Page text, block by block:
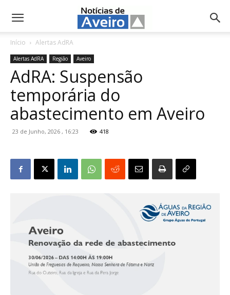
NotíciasdeAveiro.pt
Início Alertas AdRA
Alertas AdRA Região Aveiro
AdRA: Suspensão
temporária do
abastecimento em Aveiro
23 de Junho, 2026 , 16:23 418